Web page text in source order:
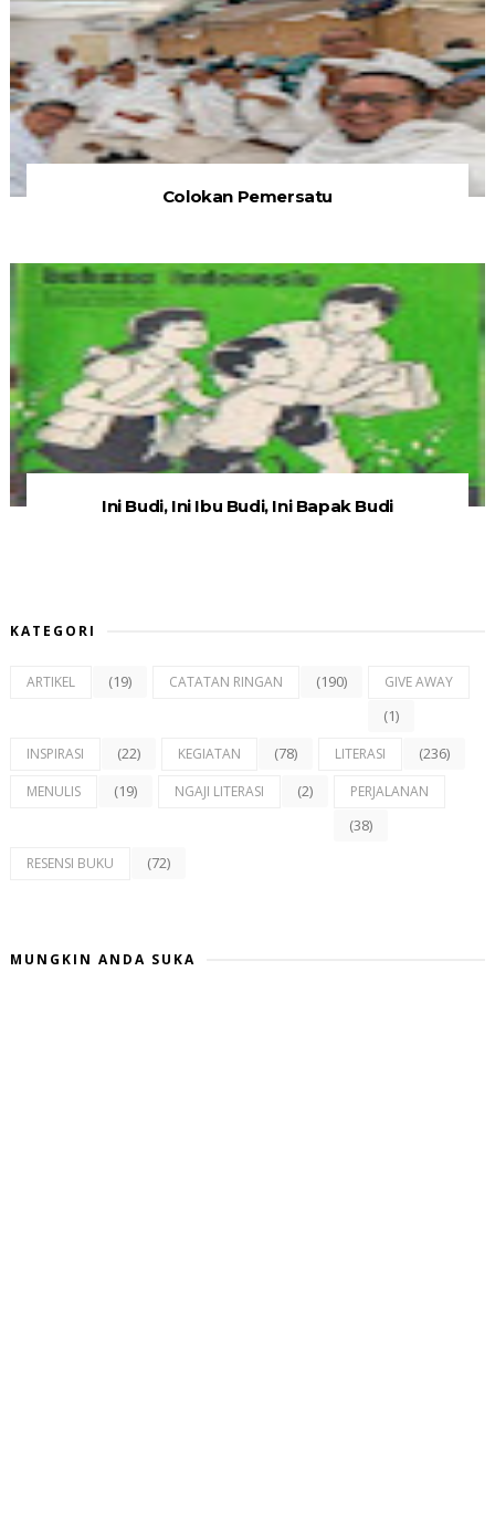
Colokan Pemersatu
Ini Budi, Ini Ibu Budi, Ini Bapak Budi
KATEGORI
ARTIKEL (19) CATATAN RINGAN (190) GIVE AWAY
(1)
INSPIRASI (22) KEGIATAN (78) LITERASI (236)
MENULIS (19) NGAJI LITERASI (2) PERJALANAN
(38)
RESENSI BUKU (72)
MUNGKIN ANDA SUKA